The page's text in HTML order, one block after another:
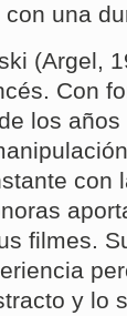
una
(Argel,
Con
los
con
filmes.
y lo